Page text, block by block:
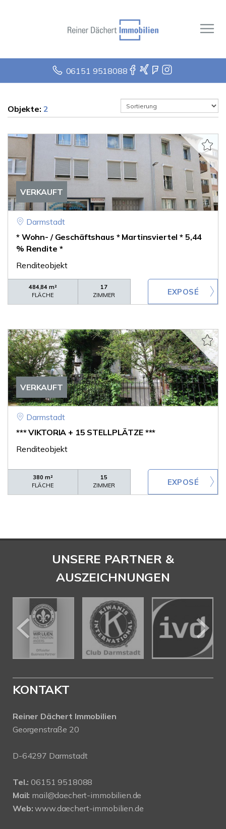
06151 9518088
Objekte: 2
VERKAUFT
Darmstadt
* Wohn- / Geschäftshaus * Martinsviertel * 5,44
% Rendite *
Renditeobjekt
484,84 m²
FLÄCHE
17
ZIMMER
VERKAUFT
Darmstadt
*** VIKTORIA + 15 STELLPLÄTZE ***
Renditeobjekt
380 m²
FLÄCHE
15
ZIMMER
UNSERE PARTNER &
AUSZEICHNUNGEN
KONTAKT
Reiner Dächert Immobilien
Georgenstraße 20
D-64297 Darmstadt
Tel.: 06151 9518088
Mail: mail@daechert-immobilien.de
Web: www.daechert-immobilien.de